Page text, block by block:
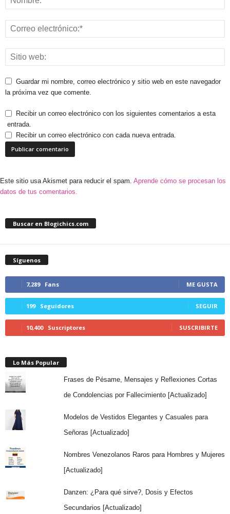
Guardar mi nombre, correo electrónico y sitio web en este navegador
la próxima vez que comente.
Recibir un correo electrónico con los siguientes comentarios a esta
entrada.
Recibir un correo electrónico con cada nueva entrada.
Este sitio usa Akismet para reducir el spam. Aprende cómo se procesan los
datos de tus comentarios.
Buscar en Blogichics.com
Síguenos
7,289 Fans ME GUSTA
199 Seguidores SEGUIR
10,400 Suscriptores SUSCRIBIRTE
Lo Más Popular
Frases de Pésame, Mensajes y Reflexiones Cortas
de Condolencias por Fallecimiento [Actualizado]
Modelos de Vestidos Elegantes y Casuales para
Señoras [Actualizado]
Nombres Venezolanos Raros para Hombres y Mujeres
[Actualizado]
Danzen: ¿Para qué sirve?, Dosis y Efectos
Secundarios [Actualizado]